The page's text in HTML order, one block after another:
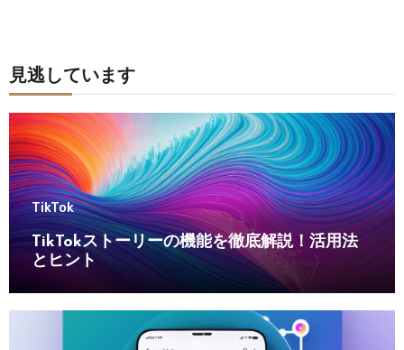
見逃しています
TikTok
TikTokストーリーの機能を徹底解説！活用法
とヒント